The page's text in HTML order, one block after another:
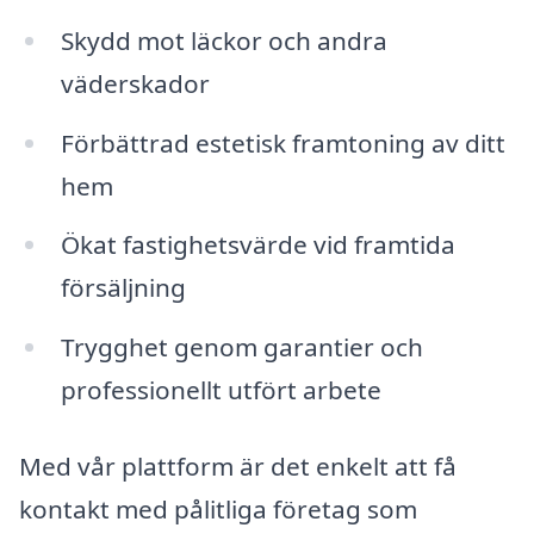
Skydd mot läckor och andra
väderskador
Förbättrad estetisk framtoning av ditt
hem
Ökat fastighetsvärde vid framtida
försäljning
Trygghet genom garantier och
professionellt utfört arbete
Med vår plattform är det enkelt att få
kontakt med pålitliga företag som